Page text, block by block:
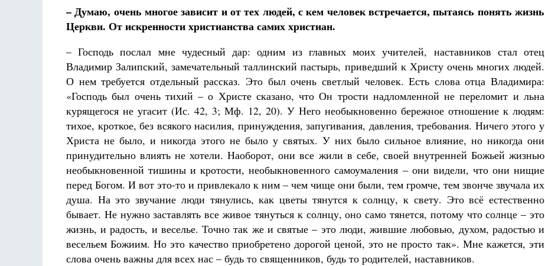
– Думаю, очень многое зависит и от тех людей, с кем человек встречается, пытаясь понять жизнь
Церкви. От искренности христианства самих христиан.
– Господь послал мне чудесный дар: одним из главных моих учителей, наставников стал отец
Владимир Залипский, замечательный таллинский пастырь, приведший к Христу очень многих людей.
О нем требуется отдельный рассказ. Это был очень светлый человек. Есть слова отца Владимира:
«Господь был очень тихий – о Христе сказано, что Он трости надломленной не переломит и льна
курящегося не угасит (Ис. 42, 3; Мф. 12, 20). У Него необыкновенно бережное отношение к людям:
тихое, кроткое, без всякого насилия, принуждения, запугивания, давления, требования. Ничего этого у
Христа не было, и никогда этого не было у святых. У них было сильное влияние, но никогда они
принудительно влиять не хотели. Наоборот, они все жили в себе, своей внутренней Божьей жизнью
необыкновенной тишины и кротости, необыкновенного самоумаления – они видели, что они нищие
перед Богом. И вот это-то и привлекало к ним – чем чище они были, тем громче, тем звонче звучала их
душа. На это звучание люди тянулись, как цветы тянутся к солнцу, к свету. Это всё естественно
бывает. Не нужно заставлять все живое тянуться к солнцу, оно само тянется, потому что солнце – это
жизнь, и радость, и веселье. Точно так же и святые – это люди, жившие любовью, духом, радостью и
весельем Божиим. Но это качество приобретено дорогой ценой, это не просто так». Мне кажется, эти
слова очень важны для всех нас – будь то священников, будь то родителей, наставников.